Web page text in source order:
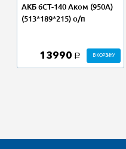
АКБ 6СТ-140 Аком (950А)
(513*189*215) о/п
13990 a В КОРЗИНУ